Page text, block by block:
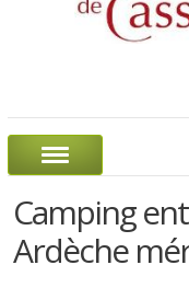
Camping
Ardèche